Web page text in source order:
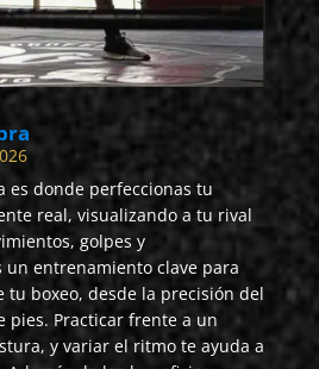
es donde perfeccionas tu
real, visualizando a tu rival
golpes y
un entrenamiento clave para
tu boxeo, desde la precisión del
pies. Practicar frente a un
y variar el ritmo te ayuda a